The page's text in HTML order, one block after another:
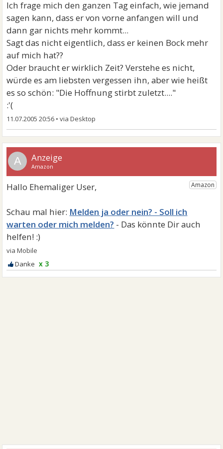
Ich frage mich den ganzen Tag einfach, wie jemand
sagen kann, dass er von vorne anfangen will und
dann gar nichts mehr kommt...
Sagt das nicht eigentlich, dass er keinen Bock mehr
auf mich hat??
Oder braucht er wirklich Zeit? Verstehe es nicht,
würde es am liebsten vergessen ihn, aber wie heißt
es so schön: "Die Hoffnung stirbt zuletzt...."
:'(
11.07.2005 20:56 •
A
Melden ja oder nein? - Soll ich
warten oder mich melden?
x 3